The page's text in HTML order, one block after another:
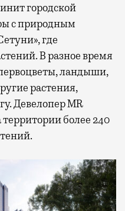
городской
с природным
где
В разное время
ландыши,
растения,
Девелопер MR
более 240